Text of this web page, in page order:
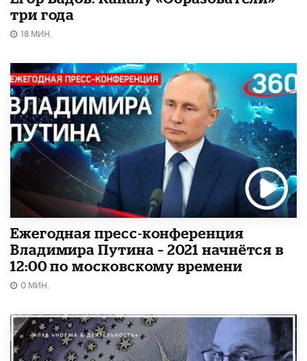
три года
18 МИН.
Ежегодная пресс-конференция
Владимира Путина – 2021 начнётся в
12:00 по московскому времени
0 МИН.